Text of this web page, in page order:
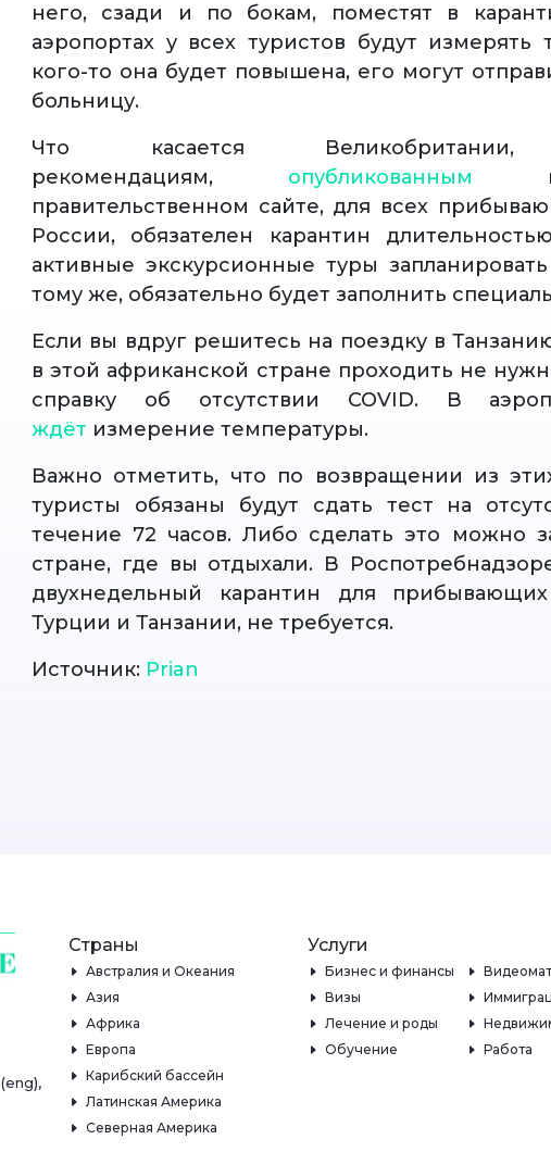
него, сзади и по бокам, поместят в
аэропортах у всех туристов будут измерять
кого-то она будет повышена, его могут
больницу.
Что касается
рекомендациям, опубликованным на
правительственном сайте, для всех
России, обязателен карантин
активные экскурсионные туры
тому же, обязательно будет заполнить
Если вы вдруг решитесь на поездку в
в этой африканской стране проходить не
справку об отсутствии COVID. В
ждёт измерение температуры.
Важно отметить, что по возвращении из
туристы обязаны будут сдать тест на
течение 72 часов. Либо сделать это можно
стране, где вы отдыхали. В
двухнедельный карантин для
Турции и Танзании, не требуется.
Источник: Prian
(eng),
Страны
Австралия и Океания
Азия
Африка
Европа
Карибский бассейн
Латинская Америка
Северная Америка
Услуги
Бизнес и финансы
Визы
Лечение и роды
Обучение
Работа